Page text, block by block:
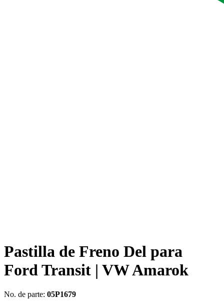
Pastilla de Freno Del para
Ford Transit | VW Amarok
No. de parte: 05P1679